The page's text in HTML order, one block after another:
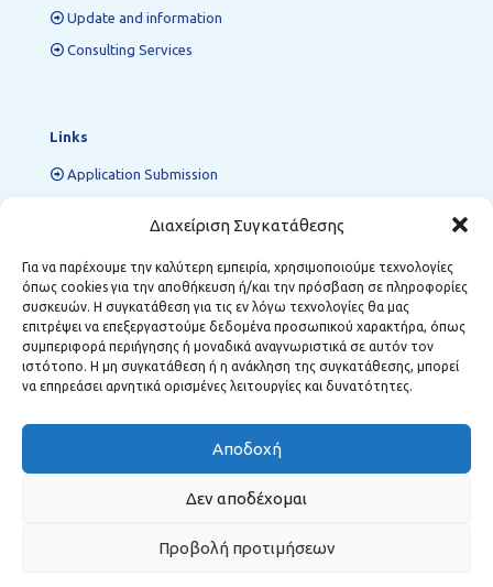
Διαχείριση Συγκατάθεσης
Για να παρέχουμε την καλύτερη εμπειρία, χρησιμοποιούμε τεχνολογίες
όπως cookies για την αποθήκευση ή/και την πρόσβαση σε πληροφορίες
συσκευών. Η συγκατάθεση για τις εν λόγω τεχνολογίες θα μας
επιτρέψει να επεξεργαστούμε δεδομένα προσωπικού χαρακτήρα, όπως
συμπεριφορά περιήγησης ή μοναδικά αναγνωριστικά σε αυτόν τον
ιστότοπο. Η μη συγκατάθεση ή η ανάκληση της συγκατάθεσης, μπορεί
να επηρεάσει αρνητικά ορισμένες λειτουργίες και δυνατότητες.
Αποδοχή
Δεν αποδέχομαι
Προβολή προτιμήσεων
Update and information
Consulting Services
Links
Application Submission
Forum
Regional Support Structures
Kozani: 12 Kostis Palamas, P.C. 501 00